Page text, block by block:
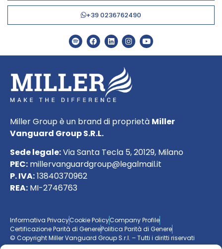
+39 0236762490
Miller Group è un brand di proprietà Miller
Vanguard Group S.R.L.
Sede legale:Via Santa Tecla 5, 20129, Milano
PEC: millervanguardgroup@legalmail.it
P. IVA:13840370962
REA: MI-2746763
Informativa PrivacyCookie PolicyCompany Profile
Certificazione Parità di GenerePolitica Parità di Genere
© Copyright Miller Vanguard Group S.r.l. – Tutti i diritti riservati